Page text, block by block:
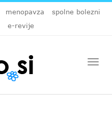
menopavza
spolne bolezni
e-revije